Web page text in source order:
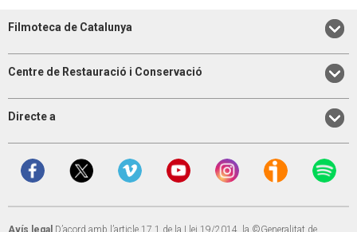
Filmoteca de Catalunya
Centre de Restauració i Conservació
Directe a
Avís legal D’acord amb l’article 17.1 de la Llei 19/2014, la ©Generalitat de